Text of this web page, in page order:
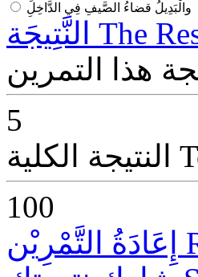
والْبَدِيلُ قضاءُ الصَّيفِ فِي الدَّاخِلِ
The
5
100